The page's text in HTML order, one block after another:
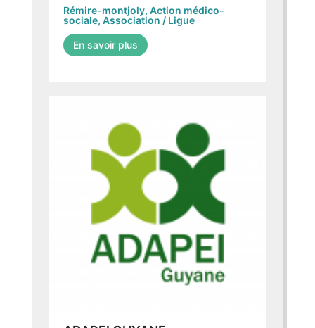
Rémire-montjoly, Action médico-
sociale, Association / Ligue
En savoir plus